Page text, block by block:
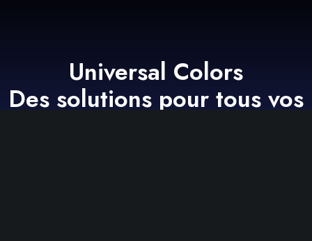
Universal Colors
Des solutions pour tous vos